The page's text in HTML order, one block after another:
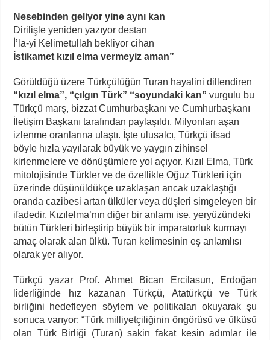
Nesebinden geliyor yine aynı kan
Dirilişle yeniden yazıyor destan
İ’la-yi Kelimetullah bekliyor cihan
İstikamet kızıl elma vermeyiz aman”
Görüldüğü üzere Türkçülüğün Turan hayalini dillendiren
“kızıl elma”, “çılgın Türk” “soyundaki kan” vurgulu bu
Türkçü marş, bizzat Cumhurbaşkanı ve Cumhurbaşkanı
İletişim Başkanı tarafından paylaşıldı. Milyonları aşan
izlenme oranlarına ulaştı. İşte ulusalcı, Türkçü ifsad
böyle hızla yayılarak büyük ve yaygın zihinsel
kirlenmelere ve dönüşümlere yol açıyor. Kızıl Elma, Türk
mitolojisinde Türkler ve de özellikle Oğuz Türkleri için
üzerinde düşünüldükçe uzaklaşan ancak uzaklaştığı
oranda cazibesi artan ülküler veya düşleri simgeleyen bir
ifadedir. Kızılelma’nın diğer bir anlamı ise, yeryüzündeki
bütün Türkleri birleştirip büyük bir imparatorluk kurmayı
amaç olarak alan ülkü. Turan kelimesinin eş anlamlısı
olarak yer alıyor.
Türkçü yazar Prof. Ahmet Bican Ercilasun, Erdoğan
liderliğinde hız kazanan Türkçü, Atatürkçü ve Türk
birliğini hedefleyen söylem ve politikaları okuyarak şu
sonuca varıyor: “Türk milliyetçiliğinin öngörüsü ve ülküsü
olan Türk Birliği (Turan) sakin fakat kesin adımlar ile